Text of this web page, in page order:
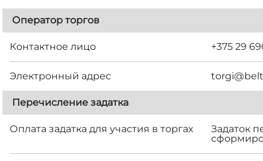
Оператор торгов
Контактное лицо +375 29
Электронный адрес
Перечисление задатка
Оплата задатка для участия в торгах
Задаток